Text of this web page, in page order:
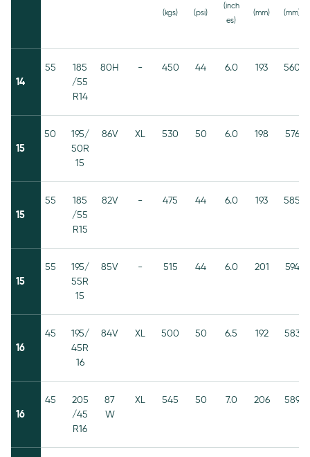
(kgs) (psi)
(inch
es)
(mm) (mm)
14
55
185
/55
R14
80H - 450 44 6.0 193 560
15
50
195/
50R
15
86V XL 530 50 6.0 198 576
15
55
185
/55
R15
82V - 475 44 6.0 193 585
15
55
195/
55R
15
85V - 515 44 6.0 201 594
16
45
195/
45R
16
84V XL 500 50 6.5 192 583
16
45
205
/45
R16
87
W
XL 545 50 7.0 206 589